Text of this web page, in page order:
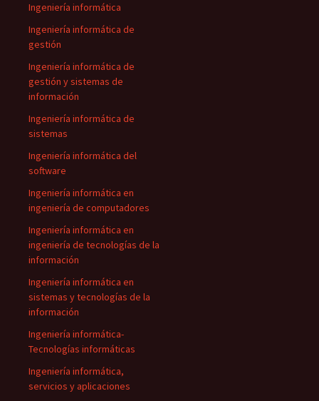
Ingeniería informática
Ingeniería informática de
gestión
Ingeniería informática de
gestión y sistemas de
información
Ingeniería informática de
sistemas
Ingeniería informática del
software
Ingeniería informática en
ingeniería de computadores
Ingeniería informática en
ingeniería de tecnologías de la
información
Ingeniería informática en
sistemas y tecnologías de la
información
Ingeniería informática-
Tecnologías informáticas
Ingeniería informática,
servicios y aplicaciones